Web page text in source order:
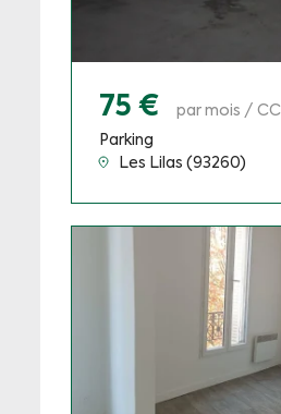
75 €
par mois / CC
Parking
Les Lilas (93260)